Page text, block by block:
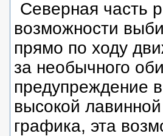
Северная часть
возможности
прямо по ходу
за необычного
предупреждение
высокой
графика, эта